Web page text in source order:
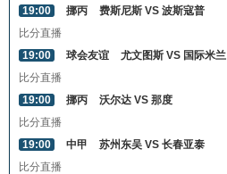
19:00
挪丙
费斯尼斯 VS 波斯寇普
比分直播
19:00
球会友谊
尤文图斯 VS 国际米兰
比分直播
19:00
挪丙
沃尔达 VS 那度
比分直播
19:00
中甲
苏州东吴 VS 长春亚泰
比分直播